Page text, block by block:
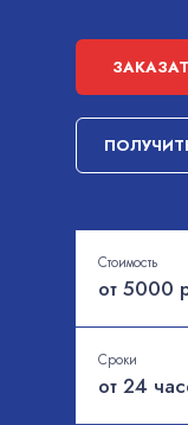
от 5000
Стоимость
от 24
Сроки